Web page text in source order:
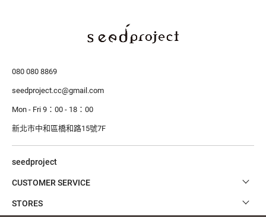
080 080 8869
seedproject.cc@gmail.com
Mon - Fri 9：00 - 18：00
新北市中和區橋和路15號7F
seedproject
CUSTOMER SERVICE
STORES